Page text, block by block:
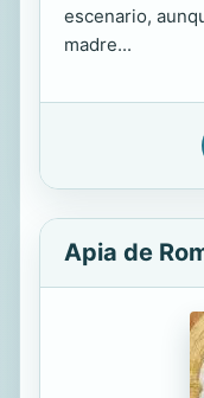
escenario,
madre...
Apia de